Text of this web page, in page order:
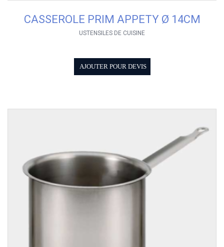
CASSEROLE PRIM APPETY Ø 14CM
USTENSILES DE CUISINE
AJOUTER POUR DEVIS